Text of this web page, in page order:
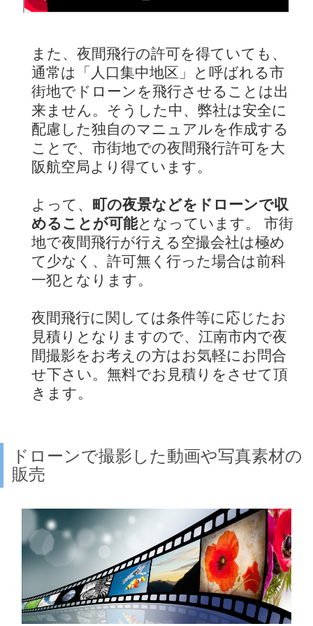
また、夜間飛行の許可を得ていても、
通常は「人口集中地区」と呼ばれる市
街地でドローンを飛行させることは出
来ません。そうした中、弊社は安全に
配慮した独自のマニュアルを作成する
ことで、市街地での夜間飛行許可を大
阪航空局より得ています。
よって、 町の夜景などをドローンで収
めることが可能となっています。 市街
地で夜間飛行が行える空撮会社は極め
て少なく、許可無く行った場合は前科
一犯となります。
夜間飛行に関しては条件等に応じたお
見積りとなりますので、江南市内で夜
間撮影をお考えの方はお気軽にお問合
せ下さい。無料でお見積りをさせて頂
きます。
ドローンで撮影した動画や写真素材の
販売